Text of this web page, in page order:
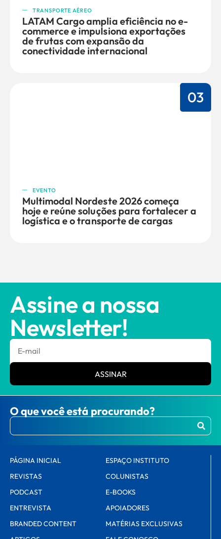
TRANSPORTE AÉREO
LATAM Cargo amplia eficiência no e-
commerce e impulsiona exportações
de frutas com expansão da
conectividade internacional
03
EVENTO
Multimodal Nordeste 2026 começa
hoje e reúne soluções para fortalecer a
logística e o transporte de cargas
Assine a nossa
Newsletter!
ASSINAR
O que você está procurando?
PÁGINA INICIAL
REVISTAS
PODCAST
ENTREVISTA
BRANDED CONTENT
ESPAÇO INSTITUTO
COLUNISTAS
E-BOOKS
APOIADORES
MATÉRIAS EXCLUSIVAS